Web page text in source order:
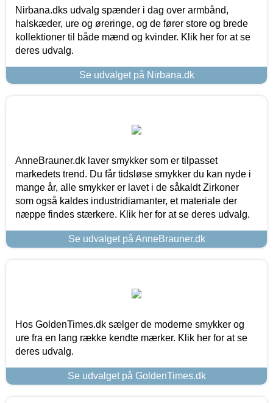
Nirbana.dks udvalg spænder i dag over armbånd,
halskæder, ure og øreringe, og de fører store og brede
kollektioner til både mænd og kvinder. Klik her for at se
deres udvalg.
Se udvalget på Nirbana.dk
AnneBrauner.dk laver smykker som er tilpasset
markedets trend. Du får tidsløse smykker du kan nyde i
mange år, alle smykker er lavet i de såkaldt Zirkoner
som også kaldes industridiamanter, et materiale der
næppe findes stærkere. Klik her for at se deres udvalg.
Se udvalget på AnneBrauner.dk
Hos GoldenTimes.dk sælger de moderne smykker og
ure fra en lang række kendte mærker. Klik her for at se
deres udvalg.
Se udvalget på GoldenTimes.dk